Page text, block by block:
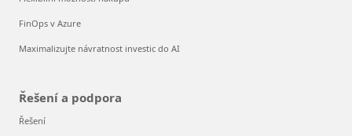
FinOps v Azure
Maximalizujte návratnost investic do AI
Řešení a podpora
Řešení